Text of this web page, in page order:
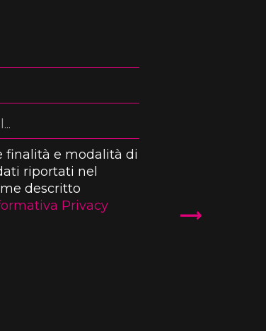
finalità e modalità di
riportati nel
descritto
Privacy